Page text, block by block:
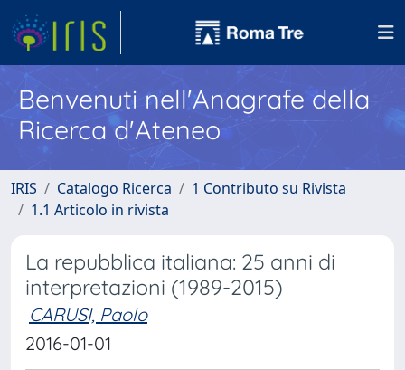
Benvenuti nell'Anagrafe della
Ricerca d'Ateneo
IRIS Catalogo Ricerca
1 Contributo su Rivista
1.1 Articolo in rivista
La repubblica italiana: 25 anni di
interpretazioni (1989-2015)
CARUSI, Paolo
2016-01-01